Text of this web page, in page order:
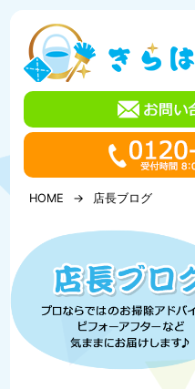
プ
HOME 店長ブログ